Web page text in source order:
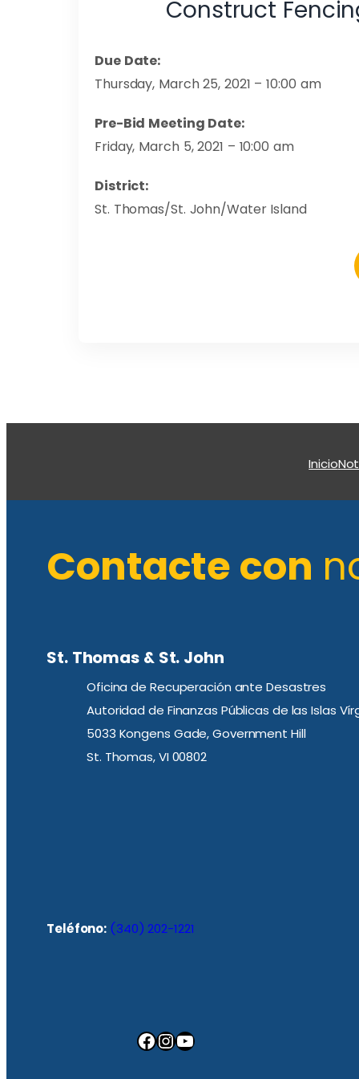
Construct
Due Date:
Thursday, March 25, 2021 – 10:00 am
Pre-Bid Meeting Date:
Friday, March 5, 2021 – 10:00 am
District:
St. Thomas/St. John/Water Island
Inicio
Contacte con
St. Thomas & St. John
Oficina de Recuperación ante Desastres
Autoridad de Finanzas Públicas de las Islas
5033 Kongens Gade, Government Hill
St. Thomas, VI 00802
Teléfono: (340) 202-1221
Facebook InstagramYouTube